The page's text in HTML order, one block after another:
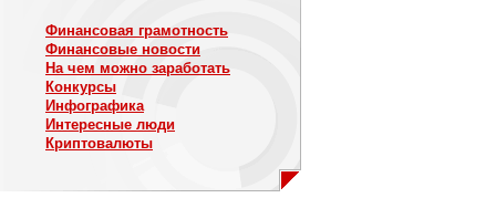
Финансовая грамотность
Финансовые новости
На чем можно заработать
Конкурсы
Инфографика
Интересные люди
Криптовалюты